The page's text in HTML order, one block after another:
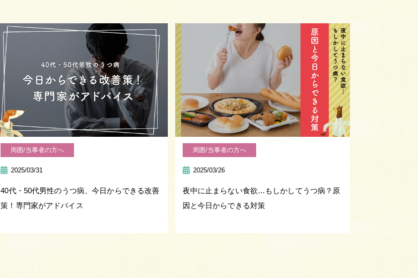
周囲/当事者の方へ
2025/03/31
40代・50代男性のうつ病、今日からできる改善
策！専門家がアドバイス
周囲/当事者の方へ
2025/03/26
夜中に止まらない食欲…もしかしてうつ病？原
因と今日からできる対策